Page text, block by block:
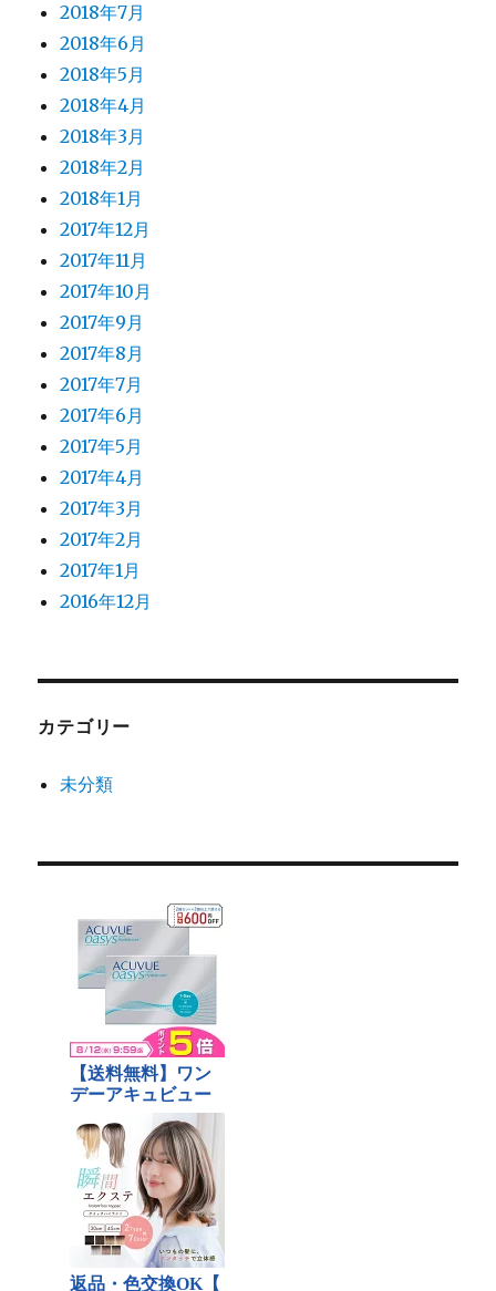
2018年7月
2018年6月
2018年5月
2018年4月
2018年3月
2018年2月
2018年1月
2017年12月
2017年11月
2017年10月
2017年9月
2017年8月
2017年7月
2017年6月
2017年5月
2017年4月
2017年3月
2017年2月
2017年1月
2016年12月
カテゴリー
未分類